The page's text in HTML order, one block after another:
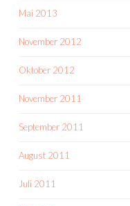
Mai 2013
November 2012
Oktober 2012
November 2011
September 2011
August 2011
Juli 2011